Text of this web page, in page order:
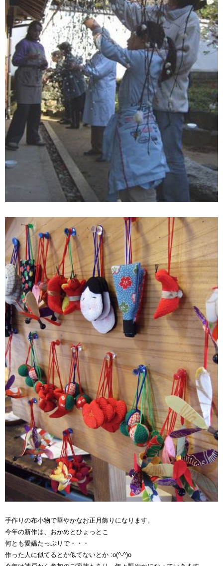
手作りの布小物で華やかなお正月飾りになります。
今年の新作は、おかめとひょっとこ
何とも愛嬌たっぷりで・・・
作った人に似てるとか似てないとか :o(^-^)o